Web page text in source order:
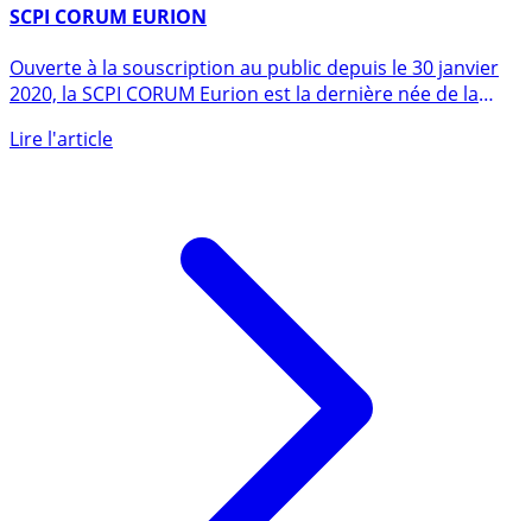
30 janvier 2020
SCPI CORUM EURION
2020, la SCPI CORUM Eurion est la dernière née de la